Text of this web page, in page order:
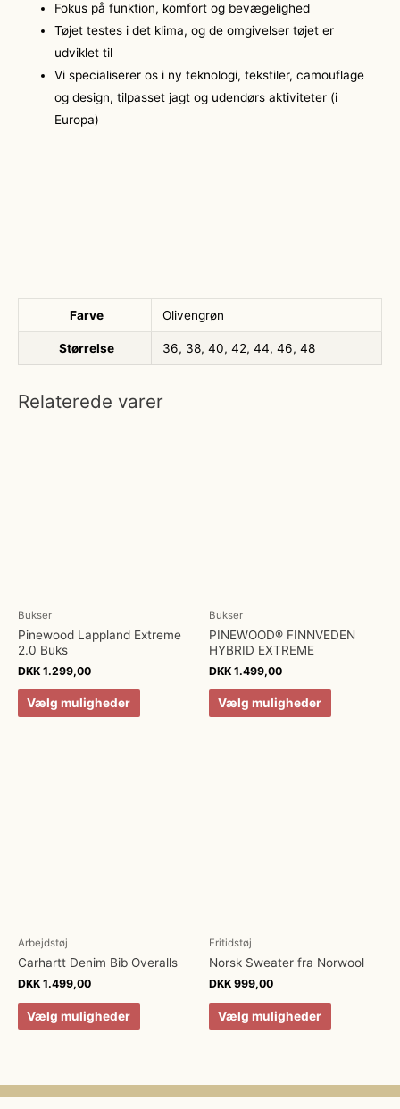
Fokus på funktion, komfort og bevægelighed
Tøjet testes i det klima, og de omgivelser tøjet er
udviklet til
Vi specialiserer os i ny teknologi, tekstiler, camouflage
og design, tilpasset jagt og udendørs aktiviteter (i
Europa)
Farve Olivengrøn
Størrelse 36, 38, 40, 42, 44, 46, 48
Relaterede varer
Bukser
Pinewood Lappland Extreme
2.0 Buks
DKK 1.299,00
Vælg muligheder
Bukser
PINEWOOD® FINNVEDEN
HYBRID EXTREME
DKK 1.499,00
Vælg muligheder
Arbejdstøj
Carhartt Denim Bib Overalls
DKK 1.499,00
Vælg muligheder
Fritidstøj
Norsk Sweater fra Norwool
DKK 999,00
Vælg muligheder